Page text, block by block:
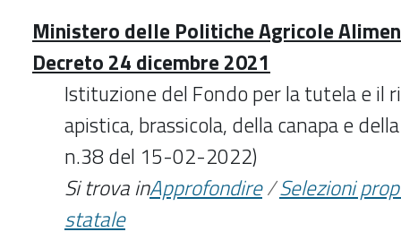
Ministero delle Politiche Agricole
Decreto 24 dicembre 2021
Istituzione del Fondo per la tutela e il
apistica, brassicola, della canapa e
n.38 del 15-02-2022)
Si trova inApprofondire/Selezioni
statale